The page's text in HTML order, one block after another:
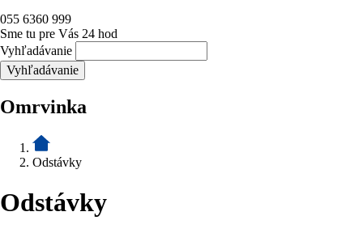
055 6360 999
Sme tu pre Vás 24 hod
Vyhľadávanie
Omrvinka
Odstávky
Odstávky